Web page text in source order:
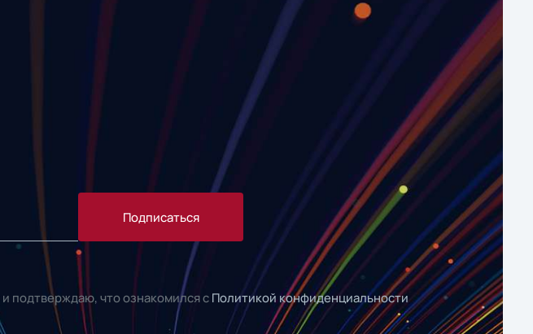
Подписаться
и подтверждаю, что ознакомился с Политикой конфиденциальности